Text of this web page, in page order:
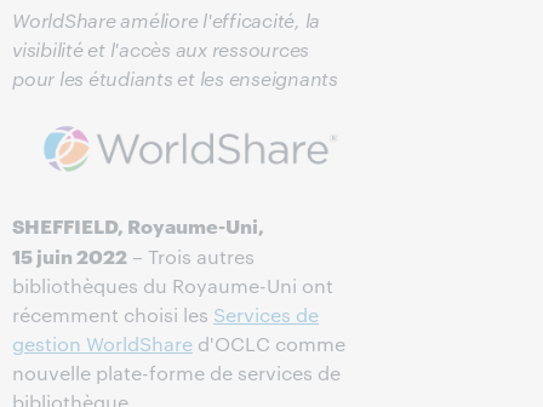
WorldShare améliore l'efficacité, la
visibilité et l'accès aux ressources
pour les étudiants et les enseignants
SHEFFIELD, Royaume-Uni,
15 juin 2022 – Trois autres
bibliothèques du Royaume-Uni ont
récemment choisi les Services de
gestion WorldShare d'OCLC comme
nouvelle plate-forme de services de
bibliothèque.